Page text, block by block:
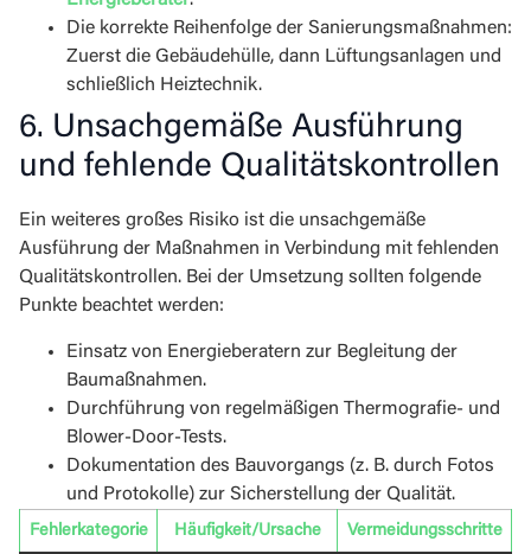
Die korrekte Reihenfolge der Sanierungsmaßnahmen:
Zuerst die Gebäudehülle, dann Lüftungsanlagen und
schließlich Heiztechnik.
6. Unsachgemäße Ausführung
und fehlende Qualitätskontrollen
Ein weiteres großes Risiko ist die unsachgemäße
Ausführung der Maßnahmen in Verbindung mit fehlenden
Qualitätskontrollen. Bei der Umsetzung sollten folgende
Punkte beachtet werden:
Einsatz von Energieberatern zur Begleitung der
Baumaßnahmen.
Durchführung von regelmäßigen Thermografie- und
Blower-Door-Tests.
Dokumentation des Bauvorgangs (z. B. durch Fotos
und Protokolle) zur Sicherstellung der Qualität.
Fehlerkategorie Häufigkeit/Ursache Vermeidungsschritte